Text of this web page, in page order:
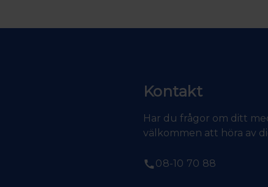
Kontakt
Har du frågor om ditt
välkommen att höra av
08-10 70 88